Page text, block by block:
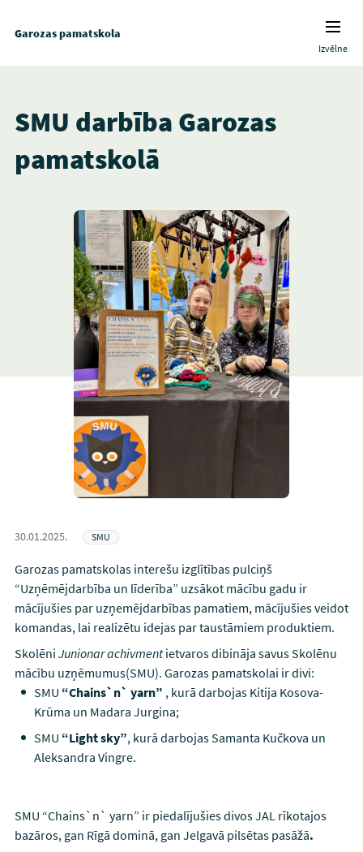
Garozas pamatskola
Izvēlne
SMU darbība Garozas
pamatskolā
30.01.2025. SMU
Garozas pamatskolas interešu izglītības pulciņš
“Uzņēmējdarbība un līderība” uzsākot mācību gadu ir
mācījušies par uzņemējdarbības pamatiem, mācījušies veidot
komandas, lai realizētu idejas par taustāmiem produktiem.
Skolēni Junionar achivmentietvaros dibināja savus Skolēnu
mācību uzņēmumus(SMU). Garozas pamatskolai ir divi:
SMU “Chains`n` yarn” , kurā darbojas Kitija Kosova-
Krūma un Madara Jurgina;
SMU “Light sky”, kurā darbojas Samanta Kučkova un
Aleksandra Vingre.
SMU “Chains`n` yarn” ir piedalījušies divos JAL rīkotajos
bazāros, gan Rīgā dominā, gan Jelgavā pilsētas pasāžā.